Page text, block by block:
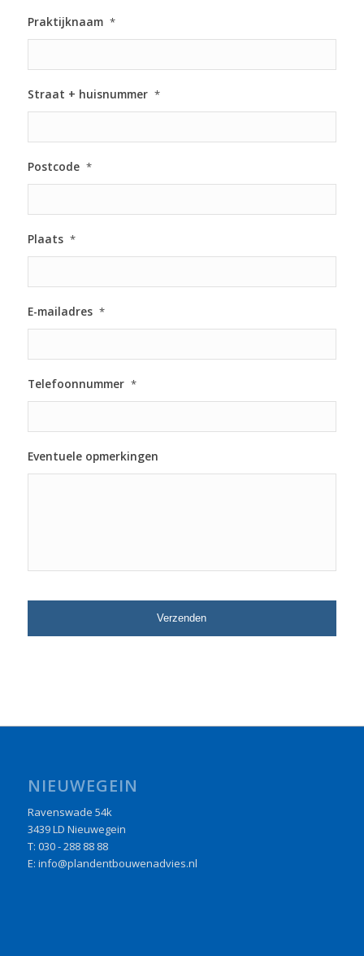
Praktijknaam *
Straat + huisnummer *
Postcode *
Plaats *
E-mailadres *
Telefoonnummer *
Eventuele opmerkingen
NIEUWEGEIN
Ravenswade 54k
3439 LD Nieuwegein
T: 030 - 288 88 88
E: info@plandentbouwenadvies.nl